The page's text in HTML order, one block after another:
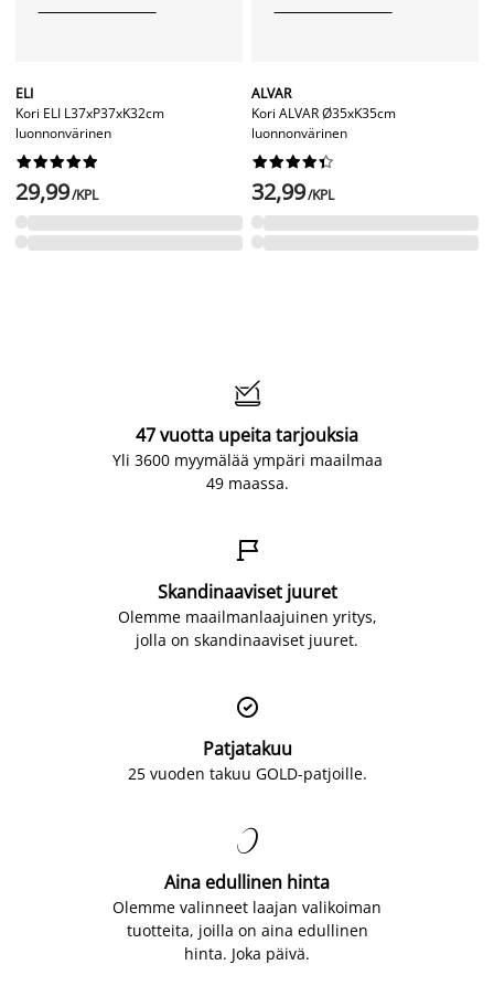
ELI
Kori ELI L37xP37xK32cm
luonnonvärinen






29,99/KPL
ALVAR
Kori ALVAR Ø35xK35cm
luonnonvärinen






32,99/KPL

47 vuotta upeita tarjouksia
Yli 3600 myymälää ympäri maailmaa
49 maassa.

Skandinaaviset juuret
Olemme maailmanlaajuinen yritys,
jolla on skandinaaviset juuret.

Patjatakuu
25 vuoden takuu GOLD-patjoille.

Aina edullinen hinta
Olemme valinneet laajan valikoiman
tuotteita, joilla on aina edullinen
hinta. Joka päivä.